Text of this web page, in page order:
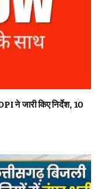
ने जारी किए निर्देश, 10